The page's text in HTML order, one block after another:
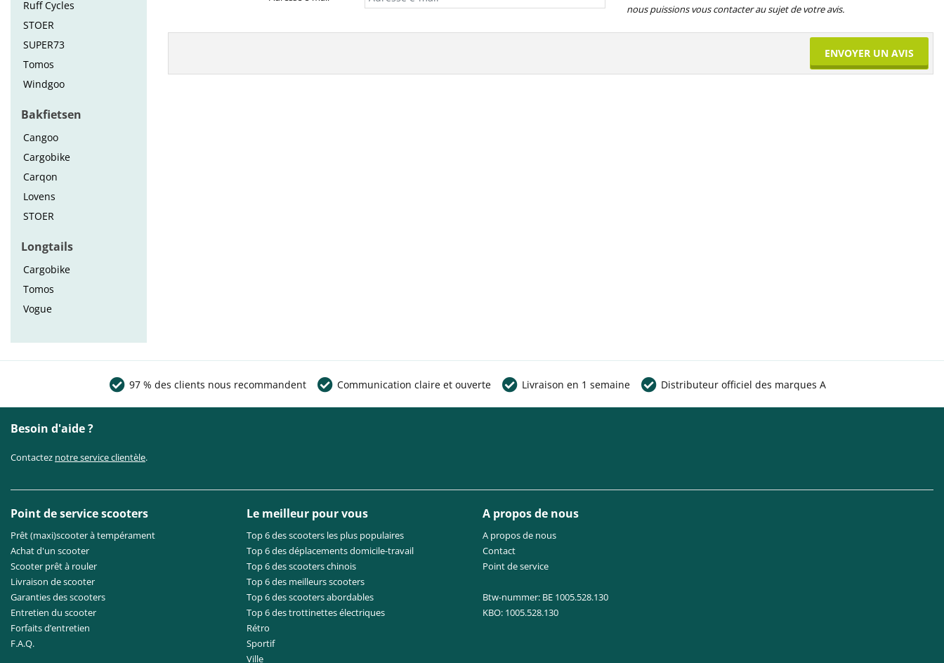
Ruff Cycles
STOER
SUPER73
Tomos
Windgoo
Bakfietsen
Cangoo
Cargobike
Carqon
Lovens
STOER
Longtails
Cargobike
Tomos
Vogue
nous puissions vous contacter au sujet de votre avis.
97 % des clients nous recommandent Communication claire et ouverte Livraison en 1 semaine Distributeur officiel des marques A
Besoin d'aide ?
Contactez notre service clientèle.
Point de service scooters
Prêt (maxi)scooter à tempérament
Achat d'un scooter
Scooter prêt à rouler
Livraison de scooter
Garanties des scooters
Entretien du scooter
Forfaits d’entretien
F.A.Q.
Le meilleur pour vous
Top 6 des scooters les plus populaires
Top 6 des déplacements domicile-travail
Top 6 des scooters chinois
Top 6 des meilleurs scooters
Top 6 des scooters abordables
Top 6 des trottinettes électriques
Rétro
Sportif
Ville
A propos de nous
A propos de nous
Contact
Point de service
Btw-nummer: BE 1005.528.130
KBO: 1005.528.130